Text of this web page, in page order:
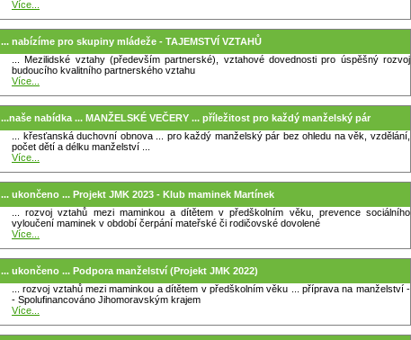
Více...
... nabízíme pro skupiny mládeže - TAJEMSTVÍ VZTAHŮ
... Mezilidské vztahy (především partnerské), vztahové dovednosti pro úspěšný rozvoj
budoucího kvalitního partnerského vztahu
Více...
...naše nabídka ... MANŽELSKÉ VEČERY ... příležitost pro každý manželský pár
... křesťanská duchovní obnova ... pro každý manželský pár bez ohledu na věk, vzdělání,
počet dětí a délku manželství ...
Více...
... ukončeno ... Projekt JMK 2023 - Klub maminek Martínek
... rozvoj vztahů mezi maminkou a dítětem v předškolním věku, prevence sociálního
vyloučení maminek v období čerpání mateřské či rodičovské dovolené
Více...
... ukončeno ... Podpora manželství (Projekt JMK 2022)
... rozvoj vztahů mezi maminkou a dítětem v předškolním věku ... příprava na manželství -
- Spolufinancováno Jihomoravským krajem
Více...